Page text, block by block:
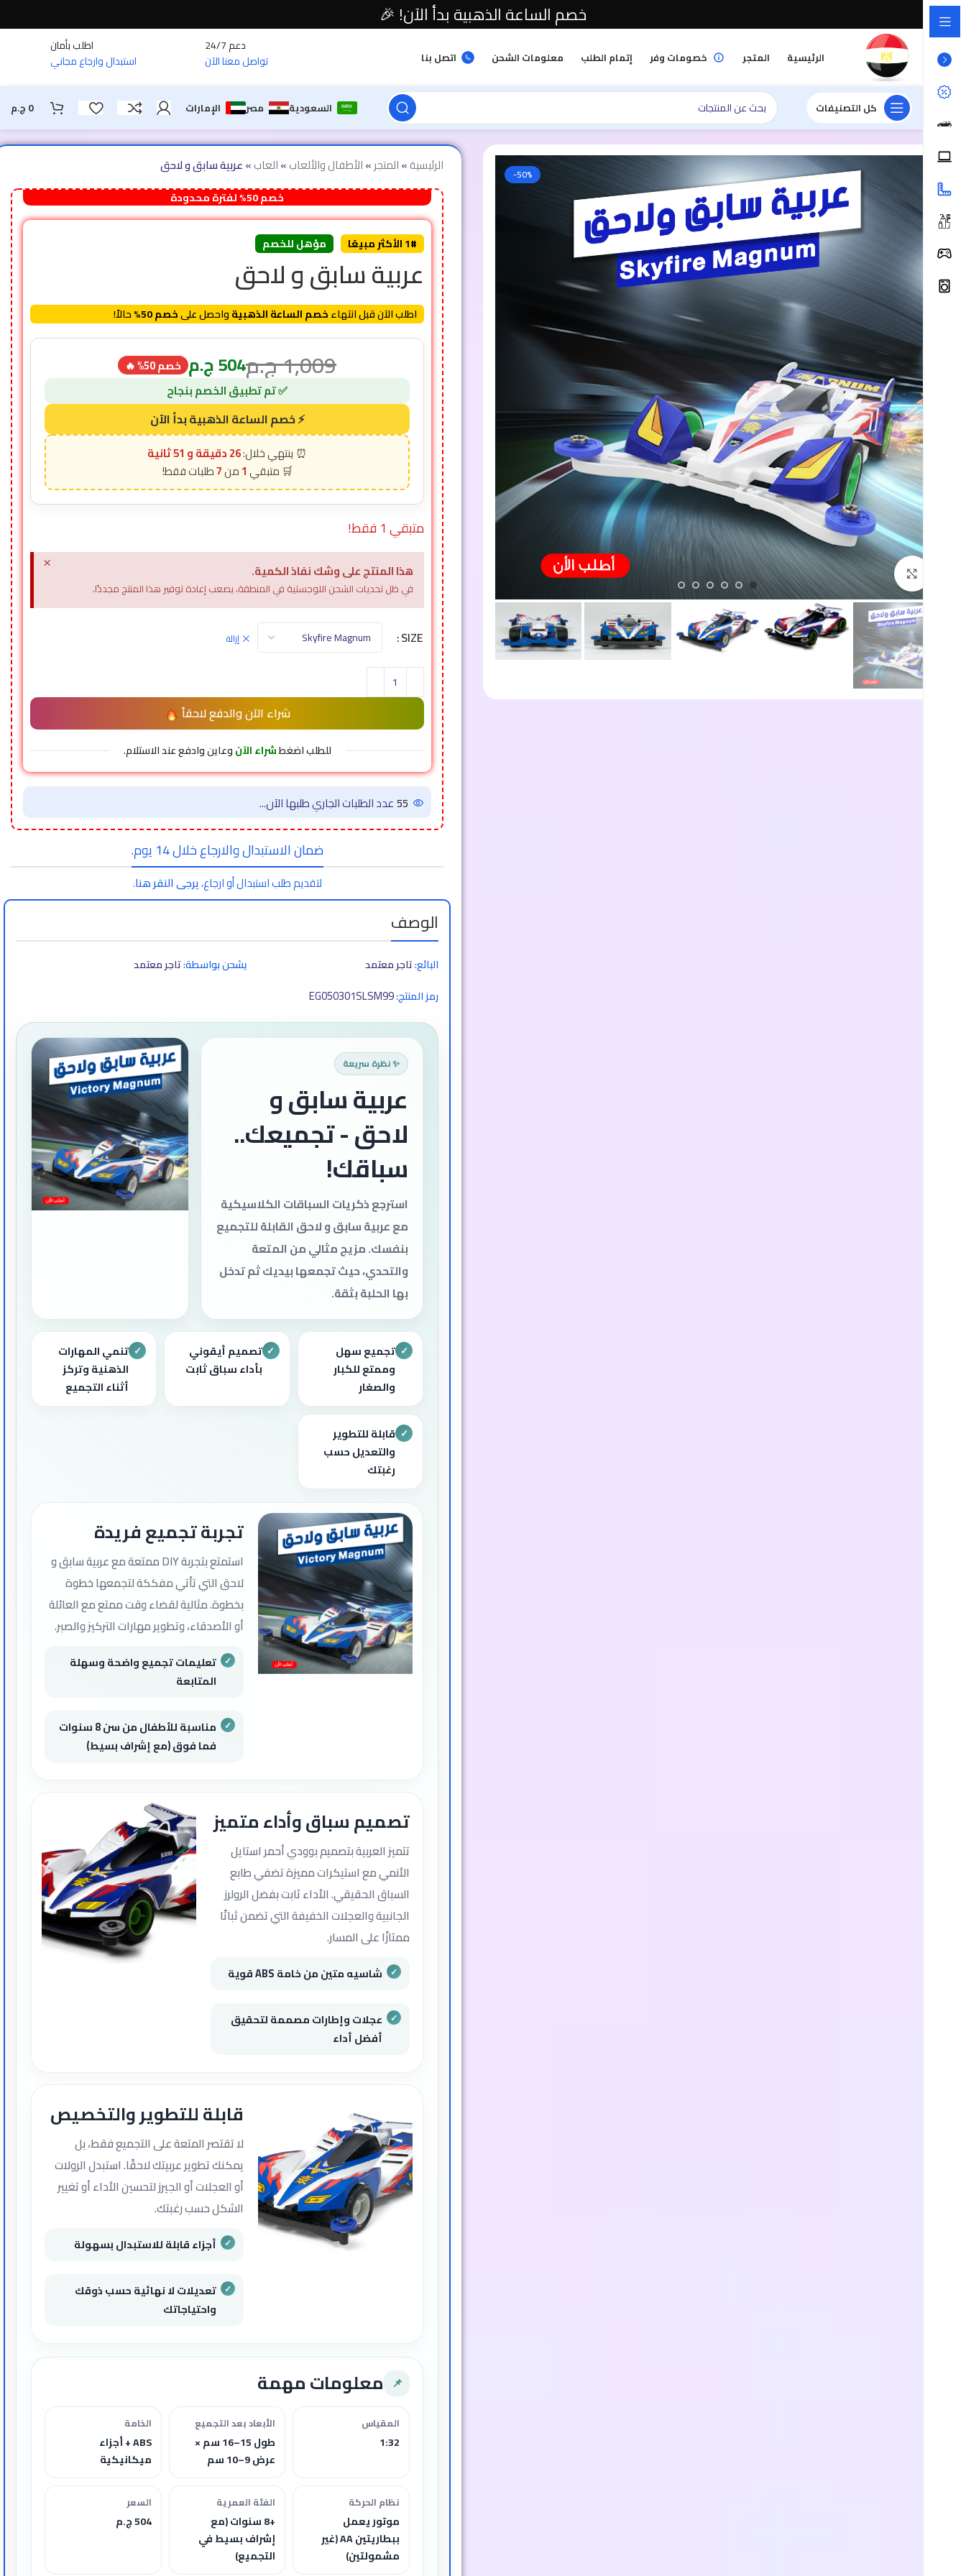
الرئيسية المتجر خصومات وفر إتمام الطلب معلومات الشحن اتصل بنا
دعم 24/7
تواصل معنا الآن
اطلب بأمان
استبدال وارجاع مجاني
كل التصنيفات السعودية مصر الإمارات 0 ج.م
-50%
اضغط للتكبير
الرئيسية»المتجر»الأطفال والألعاب»العاب»عربية سابق و لاحق
خصم 50% لفترة محدودة
1# الأكثر مبيعًا مؤهل للخصم
عربية سابق و لاحق
اطلب الآن قبل انتهاءخصم الساعة الذهبيةواحصل علىخصم 50% حالاً!
1,009ج.م504ج.م خصم 50% 🔥
26 دقيقة و 49 ثانية
1
7
متبقي 1 فقط!
هذا المنتج على وشك نفاذ الكمية.
في ظل تحديات الشحن اللوجستية في المنطقة، يصعب إعادة توفير هذا المنتج مجددًا.
×
SIZE إزالة
شراء الآن والدفع لاحقاً
للطلب اضغطشراء الآنوعاين وادفع عند الاستلام.
51عدد الطلبات الجاري طلبها الآن...
ضمان الاستبدال والارجاع خلال 14 يوم.
لتقديم طلب استبدال أو ارجاع،يرجى النقر هنا.
الوصف
البائع:تاجر معتمد يشحن بواسطة:تاجر معتمد
رمز المنتج:EG050301SLSM99
✨ نظرة سريعة
عربية سابق و
لاحق - تجميعك..
سباقك!
استرجع ذكريات السباقات الكلاسيكية
مع عربية سابق و لاحق القابلة للتجميع
بنفسك. مزيج مثالي من المتعة
والتحدي، حيث تجمعها بيديك ثم تدخل
بها الحلبة بثقة.
✓ تجميع سهل
وممتع للكبار
والصغار
✓ تصميم أيقوني
بأداء سباق ثابت
✓ تنمي المهارات
الذهنية وتركز
أثناء التجميع
✓ قابلة للتطوير
والتعديل حسب
رغبتك
تجربة تجميع فريدة
استمتع بتجربة DIY ممتعة مع عربية سابق و
لاحق التي تأتي مفككة لتجمعها خطوة
بخطوة. مثالية لقضاء وقت ممتع مع العائلة
أو الأصدقاء، وتطوير مهارات التركيز والصبر.
تعليمات تجميع واضحة وسهلة
المتابعة
مناسبة للأطفال من سن 8 سنوات
فما فوق (مع إشراف بسيط)
تصميم سباق وأداء متميز
تتميز العربية بتصميم بوودي أحمر استايل
الأنمي مع استيكرات مميزة تضفي طابع
السباق الحقيقي. الأداء ثابت بفضل الرولرز
الجانبية والعجلات الخفيفة التي تضمن ثباتًا
ممتازًا على المسار.
شاسيه متين من خامة ABS قوية
عجلات وإطارات مصممة لتحقيق
أفضل أداء
قابلة للتطوير والتخصيص
لا تقتصر المتعة على التجميع فقط، بل
يمكنك تطوير عربيتك لاحقًا. استبدل الرولات
أو العجلات أو الجيرز لتحسين الأداء أو تغيير
الشكل حسب رغبتك.
أجزاء قابلة للاستبدال بسهولة
تعديلات لا نهائية حسب ذوقك
واحتياجاتك
📌 معلومات مهمة
المقياس
1:32
الأبعاد بعد التجميع
طول 15–16 سم ×
عرض 9–10 سم
الخامة
ABS + أجزاء
ميكانيكية
نظام الحركة
موتور يعمل
ببطاريتين AA (غير
مشمولتين)
الفئة العمرية
+8 سنوات (مع
إشراف بسيط في
التجميع)
السعر
504 ج.م
خصم الساعة الذهبية بدأ الآن! 🎉